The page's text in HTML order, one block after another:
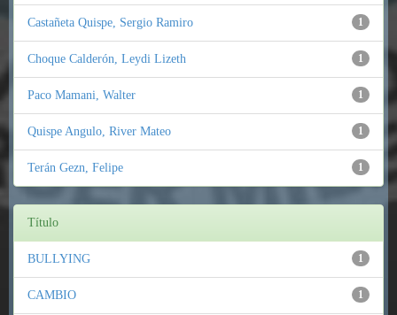
1
Castañeta Quispe, Sergio Ramiro
1
Choque Calderón, Leydi Lizeth
1
Paco Mamani, Walter
1
Quispe Angulo, River Mateo
1
Terán Gezn, Felipe
Título
1
BULLYING
1
CAMBIO